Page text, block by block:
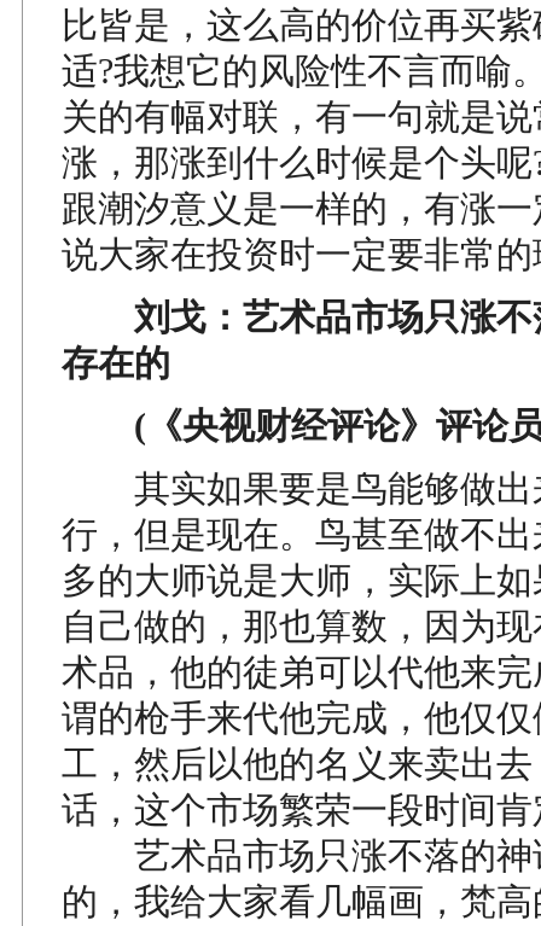
比皆是，这么高的价位再买
适?我想它的风险性不言而喻
关的有幅对联，有一句就是
涨，那涨到什么时候是个头
跟潮汐意义是一样的，有涨
说大家在投资时一定要非常
刘戈：艺术品市场只涨不
存在的
(《央视财经评论》评论
其实如果要是鸟能够做出
行，但是现在。鸟甚至做不
多的大师说是大师，实际上
自己做的，那也算数，因为
术品，他的徒弟可以代他来
谓的枪手来代他完成，他仅
工，然后以他的名义来卖出
话，这个市场繁荣一段时间
艺术品市场只涨不落的神
的，我给大家看几幅画，梵